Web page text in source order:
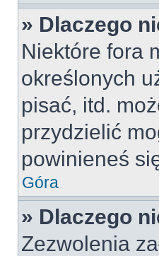
» Dlaczego
Niektóre fora
określonych
pisać, itd.
przydzielić
powinieneś
Góra
» Dlaczego
Zezwolenia